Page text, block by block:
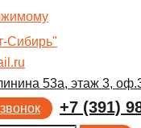
53а, этаж 3,
+7 (391)